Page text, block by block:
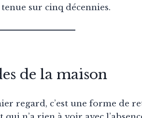
sur cinq décennies.
de la maison
regard, c’est une forme de